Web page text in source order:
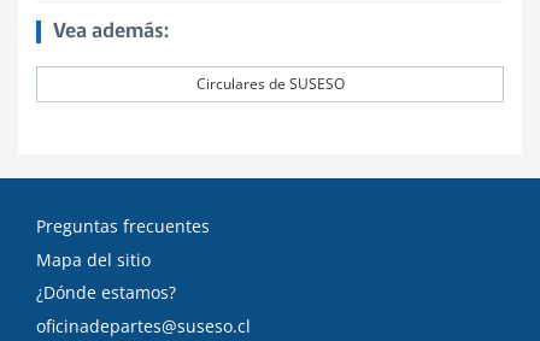
Vea además:
Circulares de SUSESO
Preguntas frecuentes
Mapa del sitio
¿Dónde estamos?
oficinadepartes@suseso.cl